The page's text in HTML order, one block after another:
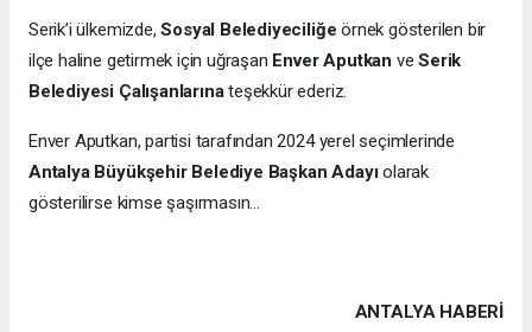
Serik’i ülkemizde,Sosyal Belediyeciliğe örnek gösterilen bir
ilçe haline getirmek için uğraşan Enver Aputkan veSerik
Belediyesi Çalışanlarınateşekkür ederiz.
Enver Aputkan, partisi tarafından 2024 yerel seçimlerinde
Antalya Büyükşehir Belediye Başkan Adayıolarak
gösterilirse kimse şaşırmasın…
ANTALYA HABERİ